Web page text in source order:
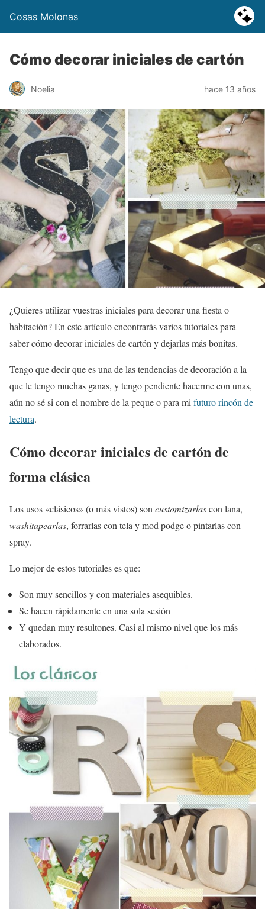
Cosas Molonas
Cómo decorar iniciales de cartón
Noelia hace 13 años
¿Quieres utilizar vuestras iniciales para decorar una fiesta o
habitación? En este artículo encontrarás varios tutoriales para
saber cómo decorar iniciales de cartón y dejarlas más bonitas.
Tengo que decir que es una de las tendencias de decoración a la
que le tengo muchas ganas, y tengo pendiente hacerme con unas,
aún no sé si con el nombre de la peque o para mifuturo rincón de
lectura.
Cómo decorar iniciales de cartón de
forma clásica
Los usos «clásicos» (o más vistos) soncustomizarlascon lana,
washitapearlas, forrarlas con tela y mod podge o pintarlas con
spray.
Lo mejor de estos tutoriales es que:
Son muy sencillos y con materiales asequibles.
Se hacen rápidamente en una sola sesión
Y quedan muy resultones. Casi al mismo nivel que los más
elaborados.